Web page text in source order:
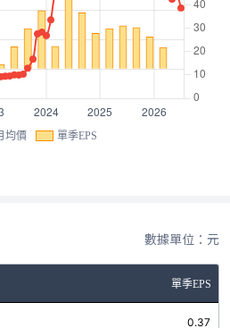
均價 單季EPS
數據單位：元
單季EPS
0.37